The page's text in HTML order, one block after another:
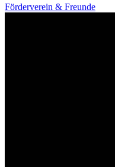
Förderverein & Freunde